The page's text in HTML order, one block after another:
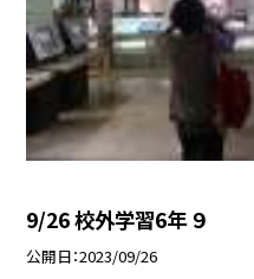
9/26 校外学習6年 ９
公開日 2023/09/26